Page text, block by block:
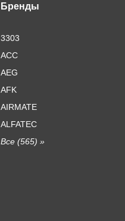
Бренды
3303
ACC
AEG
AFK
AIRMATE
ALFATEC
Все (565) »